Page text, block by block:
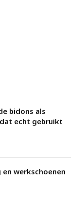
bidons als
echt gebruikt
werkschoenen